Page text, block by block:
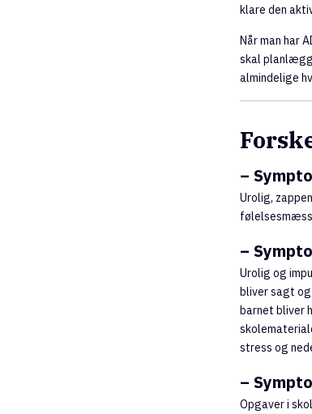
klare den
Når man har
skal
almindelige
–
Urolig,
–
Urolig og
bliver sagt
barnet bliver
stress og
–
Opgaver i